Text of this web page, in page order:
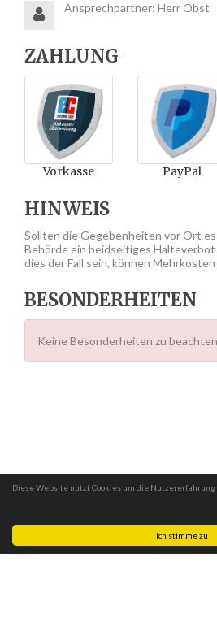
Ich stimme zu
Diese Website nutzt Cookies um die Nutzererfahrung
Ansprechpartner: Herr Obst
ZAHLUNG
Vorkasse PayPal
HINWEIS
Sollten die Gegebenheiten vor Ort
Behörde ein beidseitiges
dies der Fall sein, können Mehrkosten
BESONDERHEITEN
Keine Besonderheiten zu beachten